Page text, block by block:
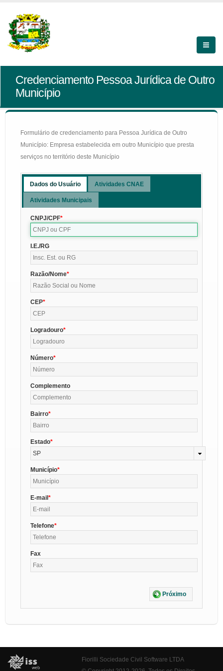
Credenciamento Pessoa Jurídica de Outro
Município
Formulário de credenciamento para Pessoa Jurídica de Outro
Município: Empresa estabelecida em outro Município que presta
serviços no território deste Município
Dados do Usuário Atividades CNAE
Atividades Municipais
CNPJ/CPF
I.E./RG
Razão/Nome
CEP
Logradouro
Número
Complemento
Bairro
Estado
SP
Município
E-mail
Telefone
Fax
Próximo
Fiorilli Sociedade Civil Software LTDA